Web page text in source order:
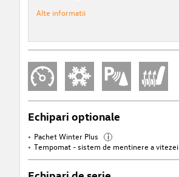
Alte informatii
Echipari optionale
Pachet Winter Plus i
Tempomat - sistem de mentinere a vitezei